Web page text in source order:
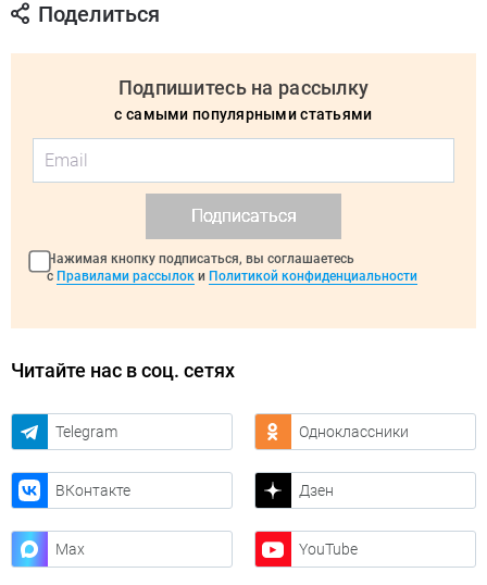
Поделиться
Подпишитесь на рассылку
с самыми популярными статьями
Подписаться
Нажимая кнопку подписаться, вы соглашаетесь
с Правилами рассылок и Политикой конфиденциальности
Читайте нас в соц. сетях
Telegram Одноклассники
ВКонтакте Дзен
Max YouTube